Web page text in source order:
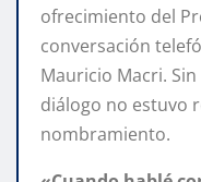
ofrecimiento del
conversación
Mauricio Macri.
diálogo no estuvo
nombramiento.